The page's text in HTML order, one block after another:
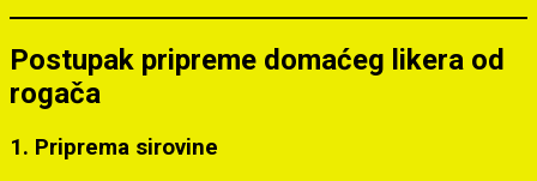
Postupak pripreme domaćeg likera od
rogača
1. Priprema sirovine